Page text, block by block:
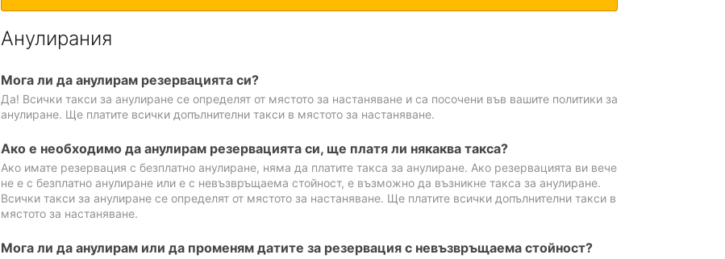
Анулирания
Мога ли да анулирам резервацията си?
Да! Всички такси за анулиране се определят от мястото за настаняване и са посочени във вашите политики за
анулиране. Ще платите всички допълнителни такси в мястото за настаняване.
Ако е необходимо да анулирам резервацията си, ще платя ли някаква такса?
Ако имате резервация с безплатно анулиране, няма да платите такса за анулиране. Ако резервацията ви вече
не е с безплатно анулиране или е с невъзвръщаема стойност, е възможно да възникне такса за анулиране.
Всички такси за анулиране се определят от мястото за настаняване. Ще платите всички допълнителни такси в
мястото за настаняване.
Мога ли да анулирам или да променям датите за резервация с невъзвръщаема стойност?